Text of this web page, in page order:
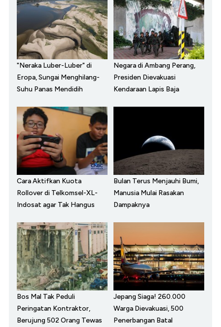
"Neraka Luber-Luber" di
Eropa, Sungai Menghilang-
Suhu Panas Mendidih
Negara di Ambang Perang,
Presiden Dievakuasi
Kendaraan Lapis Baja
Cara Aktifkan Kuota
Rollover di Telkomsel-XL-
Indosat agar Tak Hangus
Bulan Terus Menjauhi Bumi,
Manusia Mulai Rasakan
Dampaknya
Bos Mal Tak Peduli
Peringatan Kontraktor,
Berujung 502 Orang Tewas
Jepang Siaga! 260.000
Warga Dievakuasi, 500
Penerbangan Batal